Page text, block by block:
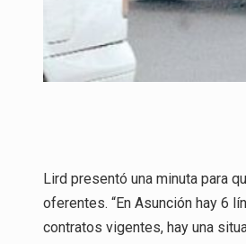
Lird presentó una minuta para
oferentes. “En Asunción hay 6
contratos vigentes, hay una